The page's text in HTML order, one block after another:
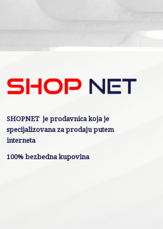
SHOPNET je prodavnica koja je
specijalizovana za prodaju putem
interneta
100% bezbedna kupovina